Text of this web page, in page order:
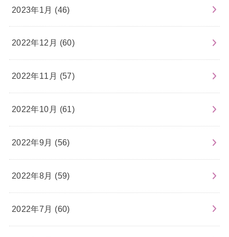
2023年1月 (46)
2022年12月 (60)
2022年11月 (57)
2022年10月 (61)
2022年9月 (56)
2022年8月 (59)
2022年7月 (60)